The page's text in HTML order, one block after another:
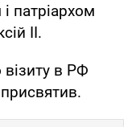
патріархом
ІІ.
візиту в РФ